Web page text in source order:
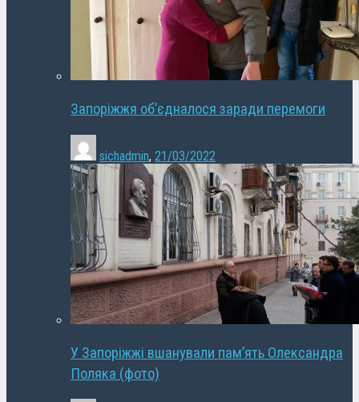
Запоріжжя об’єдналося заради перемоги
sichadmin, 21/03/2022
У Запоріжжі вшанували пам’ять Олександра
Поляка (фото)